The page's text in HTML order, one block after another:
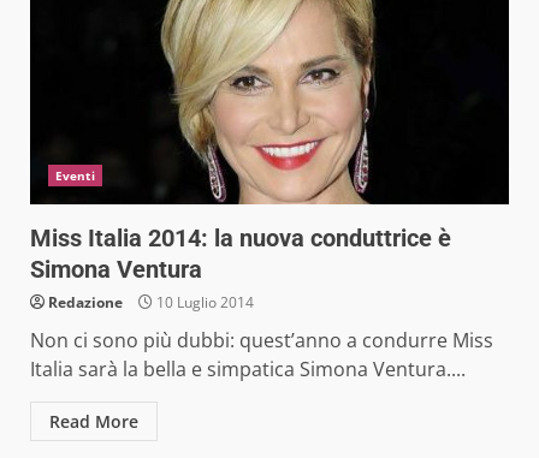
Eventi
Miss Italia 2014: la nuova conduttrice è
Simona Ventura
Redazione 10 Luglio 2014
Non ci sono più dubbi: quest’anno a condurre Miss
Italia sarà la bella e simpatica Simona Ventura....
Read More